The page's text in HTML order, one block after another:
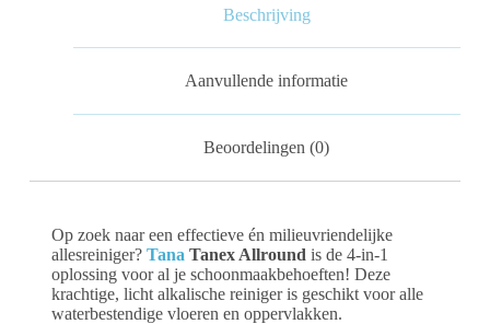
Beschrijving
Aanvullende informatie
Beoordelingen (0)
Op zoek naar een effectieve én milieuvriendelijke
allesreiniger? Tana Tanex Allround is de 4-in-1
oplossing voor al je schoonmaakbehoeften! Deze
krachtige, licht alkalische reiniger is geschikt voor alle
waterbestendige vloeren en oppervlakken.